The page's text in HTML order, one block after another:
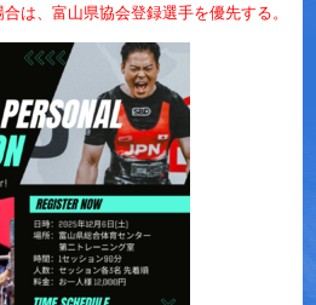
は、富山県協会登録選手を優先する。